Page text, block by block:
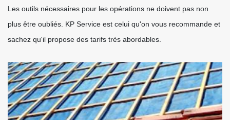
Les outils nécessaires pour les opérations ne doivent pas non
plus être oubliés. KP Service est celui qu'on vous recommande et
sachez qu'il propose des tarifs très abordables.